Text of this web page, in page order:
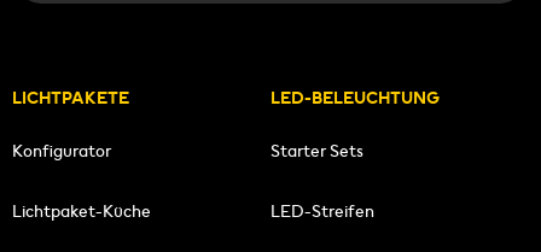
LICHTPAKETE
Konfigurator
Lichtpaket-Küche
LED-BELEUCHTUNG
Starter Sets
LED-Streifen